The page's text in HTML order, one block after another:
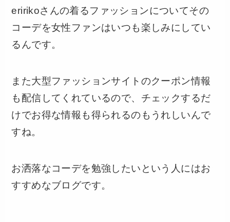
eririkoさんの着るファッションについてその
コーデを女性ファンはいつも楽しみにしてい
るんです。
また大型ファッションサイトのクーポン情報
も配信してくれているので、チェックするだ
けでお得な情報も得られるのもうれしいんで
すね。
お洒落なコーデを勉強したいという人にはお
すすめなブログです。